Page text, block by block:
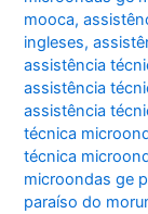
mooca,
ingleses,
assistência
assistência
assistência
técnica
técnica
microondas ge
paraíso do